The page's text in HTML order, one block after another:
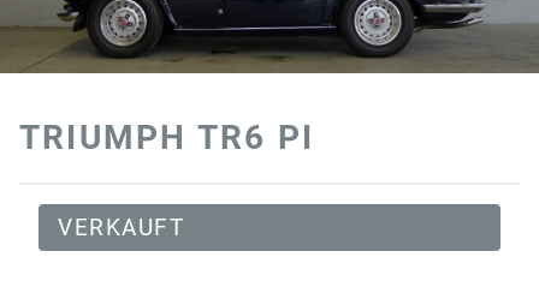
TRIUMPH TR6 PI
VERKAUFT